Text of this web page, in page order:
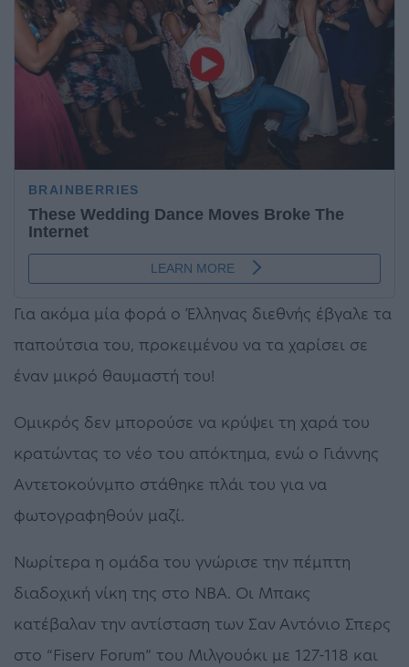
Για ακόμα μία φορά ο Έλληνας διεθνής έβγαλε τα
παπούτσια του, προκειμένου να τα χαρίσει σε
έναν μικρό θαυμαστή του!
Ομικρός δεν μπορούσε να κρύψει τη χαρά του
κρατώντας το νέο του απόκτημα, ενώ ο Γιάννης
Αντετοκούνμπο στάθηκε πλάι του για να
φωτογραφηθούν μαζί.
Νωρίτερα η ομάδα του γνώρισε την πέμπτη
διαδοχική νίκη της στο ΝΒΑ. Οι Μπακς
κατέβαλαν την αντίσταση των Σαν Αντόνιο Σπερς
στο “Fiserv Forum” του Μιλγουόκι με 127-118 και